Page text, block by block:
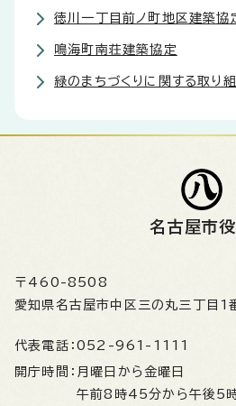
徳川一丁目前ノ町地区建築協
鳴海町南荘建築協定
緑のまちづくりに関する取り
名古屋市
〒460-8508
愛知県名古屋市中区三の丸三丁目1
代表電話： 052-961-1111
開庁時間： 月曜日から金曜日
午前8時45分から午後5